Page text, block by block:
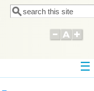
Форма поиска
Поиск